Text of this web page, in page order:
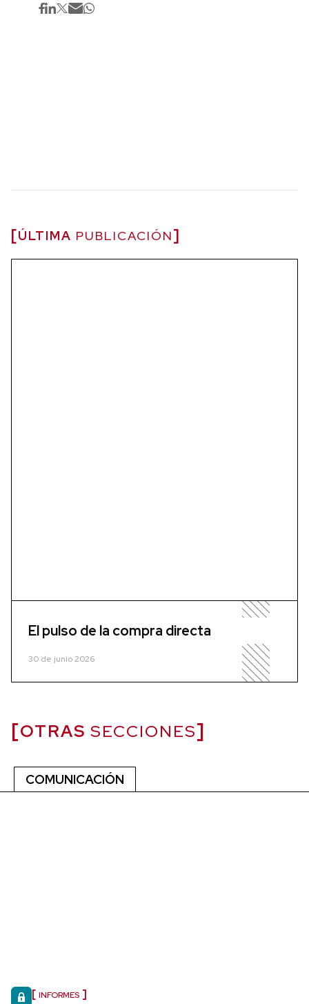
ÚLTIMA PUBLICACIÓN
El pulso de la compra directa
30 de junio 2026
OTRAS SECCIONES
COMUNICACIÓN
INFORMES